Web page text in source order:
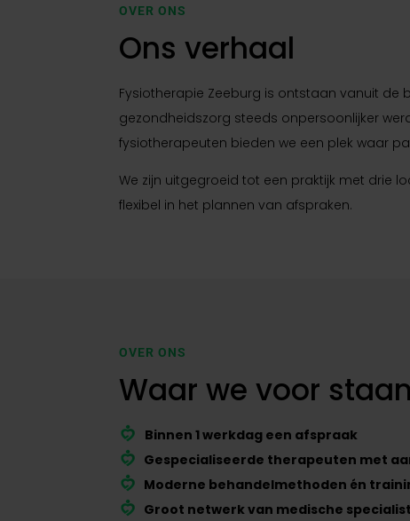
OVER ONS
Ons verhaal
Fysiotherapie Zeeburg is ontstaan vanuit de
gezondheidszorg steeds onpersoonlijker
fysiotherapeuten bieden we een plek waar
We zijn uitgegroeid tot een praktijk met drie
flexibel in het plannen van afspraken.
OVER ONS
Waar we voor staan
Binnen 1 werkdag een afspraak
Gespecialiseerde therapeuten met
Moderne behandelmethoden én
Groot netwerk van medische